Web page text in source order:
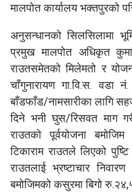
मालपोत कार्यालय भक्तपुरको
अनुसन्धानको सिलसिलामा
प्रमुख मालपोत अधिकृत
राउतसमेतको मिलेमतो र
चाँगुनारायण गा.वि.स. वडा
बाँडफाँड/नामसारीका लागि
दिने भनी घुस/रिसवत माग
राउतको पूर्वयोजना
टिकाराम राउतले लिएको
राउतलाई भ्रष्टाचार
बमोजिमको कसुरमा बिगो